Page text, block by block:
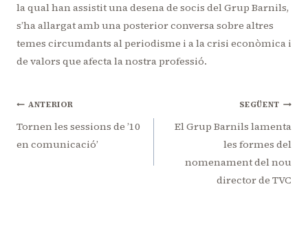
la qual han assistit una desena de socis del Grup Barnils,
s’ha allargat amb una posterior conversa sobre altres
temes circumdants al periodisme i a la crisi econòmica i
de valors que afecta la nostra professió.
Navegació
d'entrades
ANTERIOR
Tornen les sessions de ’10
en comunicació’
SEGÜENT
El Grup Barnils lamenta
les formes del
nomenament del nou
director de TVC